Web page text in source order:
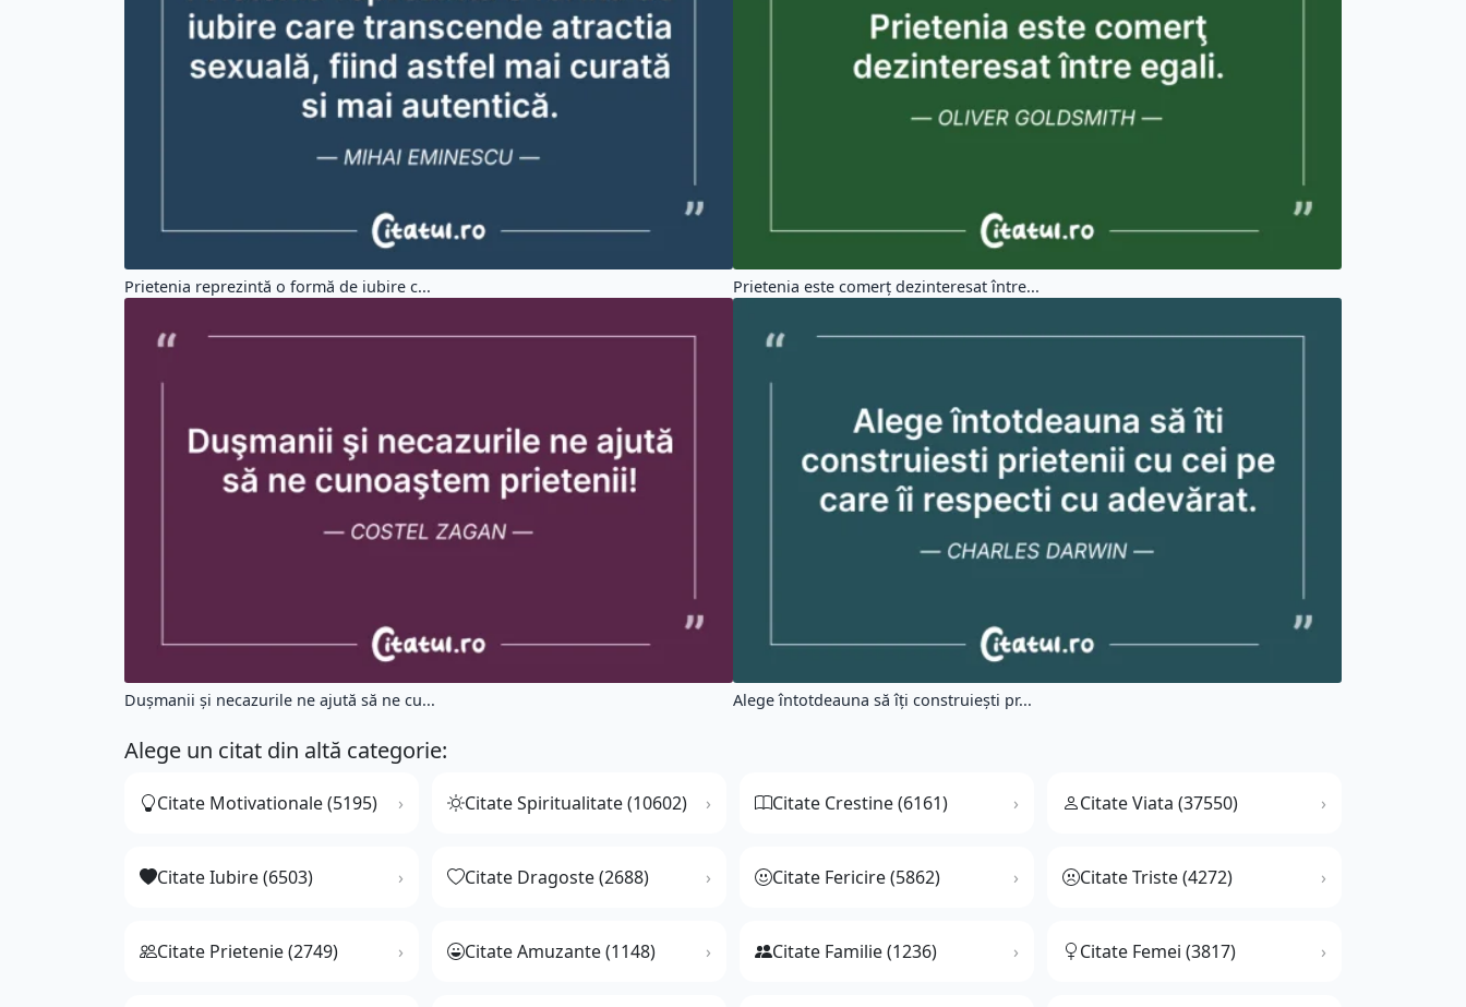
Prietenia reprezintă o formă de iubire c... Prietenia este comerţ dezinteresat între...
Duşmanii şi necazurile ne ajută să ne cu... Alege întotdeauna să îți construiești pr...
Alege un citat din altă categorie:
Citate Motivationale (5195) Citate Spiritualitate (10602) Citate Crestine (6161) Citate Viata (37550)
Citate Iubire (6503) Citate Dragoste (2688) Citate Fericire (5862) Citate Triste (4272)
Citate Prietenie (2749) Citate Amuzante (1148) Citate Familie (1236) Citate Femei (3817)